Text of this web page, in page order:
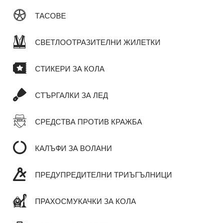
ТАСОВЕ
СВЕТЛООТРАЗИТЕЛНИ ЖИЛЕТКИ
СТИКЕРИ ЗА КОЛА
СТЪРГАЛКИ ЗА ЛЕД
СРЕДСТВА ПРОТИВ КРАЖБА
КАЛЪФИ ЗА ВОЛАНИ
ПРЕДУПРЕДИТЕЛНИ ТРИЪГЪЛНИЦИ
ПРАХОСМУКАЧКИ ЗА КОЛА